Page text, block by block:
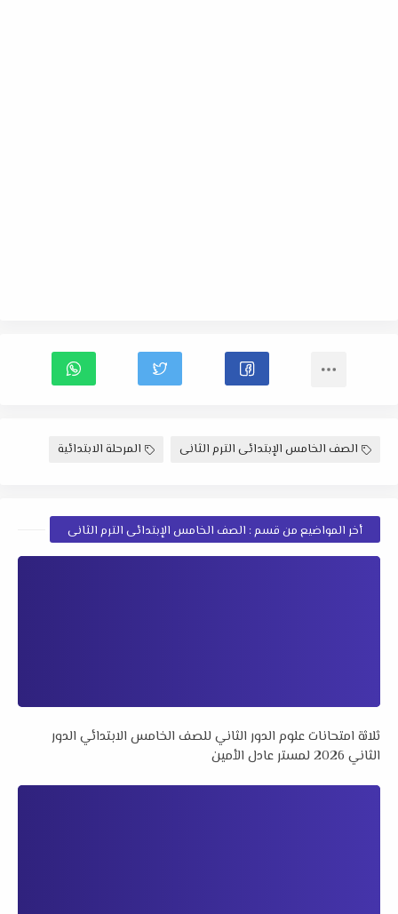
الصف الخامس الإبتدائى الترم الثانى المرحلة الابتدائية
أخر المواضيع من قسم : الصف الخامس الإبتدائى الترم الثانى
ثلاثة امتحانات علوم الدور الثاني للصف الخامس الابتدائي الدور
الثاني 2026 لمستر عادل الأمين